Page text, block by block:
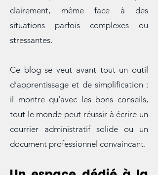
et surtout à prendre confiance dans
votre capacité à communiquer
clairement, même face à des
stressantes.
Ce blog se veut avant tout un outil
d’apprentissage et de simplification :
il montre qu’avec les bons conseils,
tout le monde peut réussir à écrire un
document professionnel convaincant.